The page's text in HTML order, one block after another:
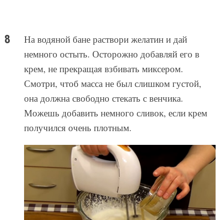
На водяной бане раствори желатин и дай
немного остыть. Осторожно добавляй его в
крем, не прекращая взбивать миксером.
Смотри, чтоб масса не был слишком густой,
она должна свободно стекать с венчика.
Можешь добавить немного сливок, если крем
получился очень плотным.